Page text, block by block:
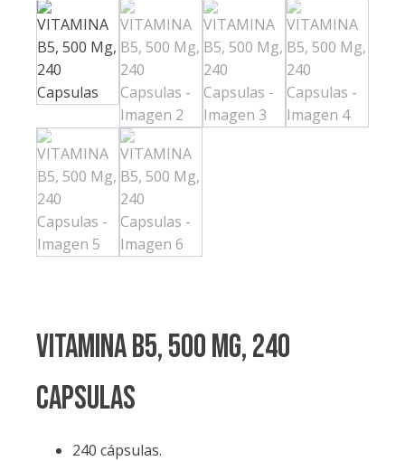
VITAMINA B5, 500 Mg, 240
Capsulas
240 cápsulas.